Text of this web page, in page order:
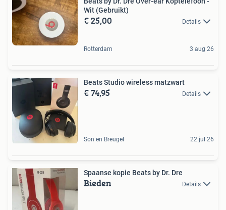
Wit (Gebruikt)
€ 25,00 Details
Rotterdam 3 aug 26
Beats Studio wireless matzwart
€ 74,95 Details
Son en Breugel 22 jul 26
Spaanse kopie Beats by Dr. Dre
Bieden Details